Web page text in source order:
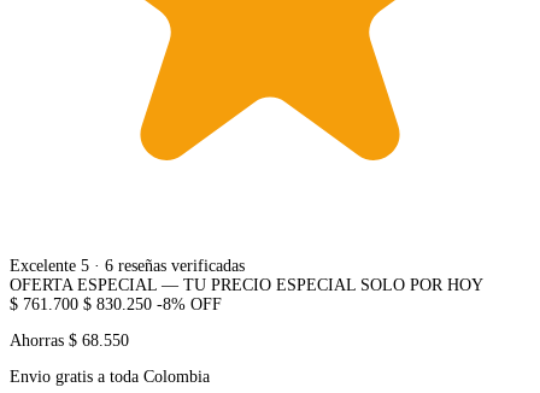
Excelente 5 · 6 reseñas verificadas
OFERTA ESPECIAL — TU PRECIO ESPECIAL SOLO POR HOY
$ 761.700 $ 830.250 -8% OFF
Ahorras $ 68.550
Envio gratis a toda Colombia